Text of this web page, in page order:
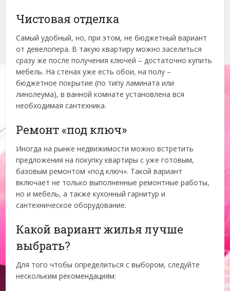
Чистовая отделка
Самый удобный, но, при этом, не бюджетный вариант
от девелопера. В такую квартиру можно заселиться
сразу же после получения ключей – достаточно купить
мебель. На стенах уже есть обои, на полу –
бюджетное покрытие (по типу ламината или
линолеума), в ванной комнате установлена вся
необходимая сантехника.
Ремонт «под ключ»
Иногда на рынке недвижимости можно встретить
предложения на покупку квартиры с уже готовым,
базовым ремонтом «под ключ». Такой вариант
включает не только выполненные ремонтные работы,
но и мебель, а также кухонный гарнитур и
сантехническое оборудование.
Какой вариант жилья лучше
выбрать?
Для того чтобы определиться с выбором, следуйте
нескольким рекомендациям: